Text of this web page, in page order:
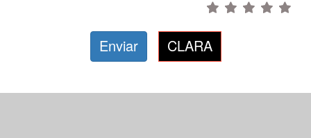
Enviar CLARA